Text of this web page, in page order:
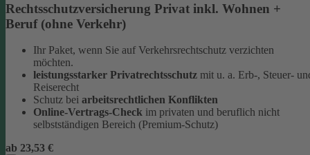
Rechtsschutzversicherung Privat inkl. Wohnen +
Beruf (ohne Verkehr)
Ihr Paket, wenn Sie auf Verkehrsrechtschutz verzichten
möchten.
leistungsstarker Privatrechtsschutz mit u. a. Erb-, Steuer-
Reiserecht
Schutz bei arbeitsrechtlichen Konflikten
Online-Vertrags-Check im privaten und beruflich nicht
selbstständigen Bereich (Premium-Schutz)
ab 23,53 €